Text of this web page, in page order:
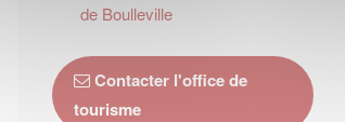
de Boulleville
Contacter l'office de
tourisme